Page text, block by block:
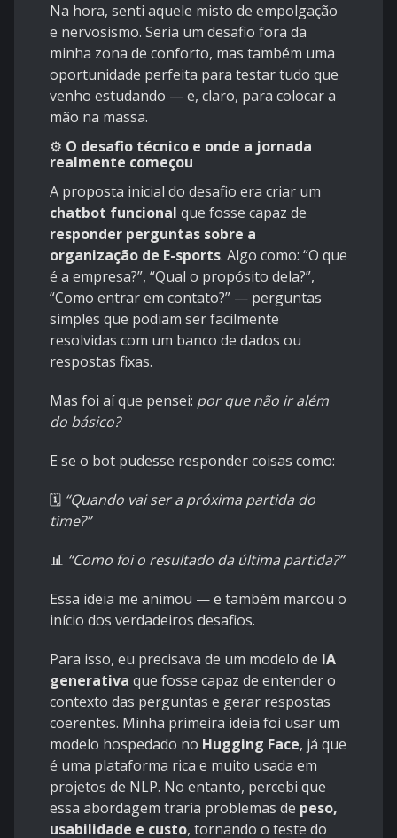
Na hora, senti aquele misto de empolgação
e nervosismo. Seria um desafio fora da
minha zona de conforto, mas também uma
oportunidade perfeita para testar tudo que
venho estudando — e, claro, para colocar a
mão na massa.
⚙️ O desafio técnico e onde a jornada
realmente começou
A proposta inicial do desafio era criar um
chatbot funcional que fosse capaz de
responder perguntas sobre a
organização de E-sports. Algo como: “O que
é a empresa?”, “Qual o propósito dela?”,
“Como entrar em contato?” — perguntas
simples que podiam ser facilmente
resolvidas com um banco de dados ou
respostas fixas.
Mas foi aí que pensei: por que não ir além
do básico?
E se o bot pudesse responder coisas como:
🗓️ “Quando vai ser a próxima partida do
time?”
📊 “Como foi o resultado da última partida?”
Essa ideia me animou — e também marcou o
início dos verdadeiros desafios.
Para isso, eu precisava de um modelo de IA
generativa que fosse capaz de entender o
contexto das perguntas e gerar respostas
coerentes. Minha primeira ideia foi usar um
modelo hospedado no Hugging Face, já que
é uma plataforma rica e muito usada em
projetos de NLP. No entanto, percebi que
essa abordagem traria problemas de peso,
usabilidade e custo, tornando o teste do